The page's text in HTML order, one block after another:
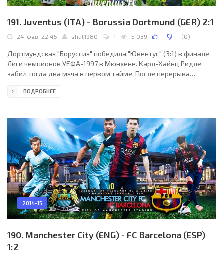
191. Juventus (ITA) - Borussia Dortmund (GER) 2:1
24-фев, 22:45 shat1980 1 5 039 (0)
Дортмундская "Боруссия" победила "Ювентус" (3:1) в финале
Лиги чемпионов УЕФА-1997 в Мюнхене. Карл-Хайнц Ридле
забил тогда два мяча в первом тайме. После перерыва
последнее слово осталось за немецкой командой. Уже через
ПОДРОБНЕЕ
2014-15
190. Manchester City (ENG) - FC Barcelona (ESP)
1:2